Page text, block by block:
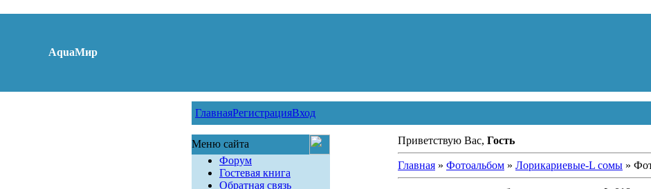
AquaМир
ГлавнаяРегистрацияВход
Меню сайта
Форум
Гостевая книга
Обратная связь
Приветствую Вас, Гость
Главная» Фотоальбом» Лорикариевые-L сомы»